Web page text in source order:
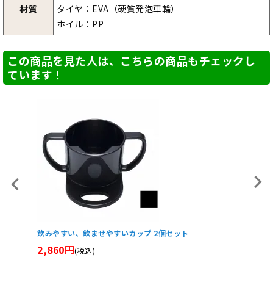
材質
タイヤ：EVA（硬質発泡車輪）
ホイル：PP
この商品を見た人は、こちらの商品もチェックし
ています！
飲みやすい、飲ませやすいカップ 2個セット
2,860円(税込)